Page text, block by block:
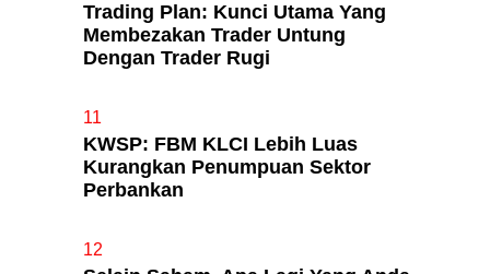
Trading Plan: Kunci Utama Yang
Membezakan Trader Untung
Dengan Trader Rugi
11
KWSP: FBM KLCI Lebih Luas
Kurangkan Penumpuan Sektor
Perbankan
12